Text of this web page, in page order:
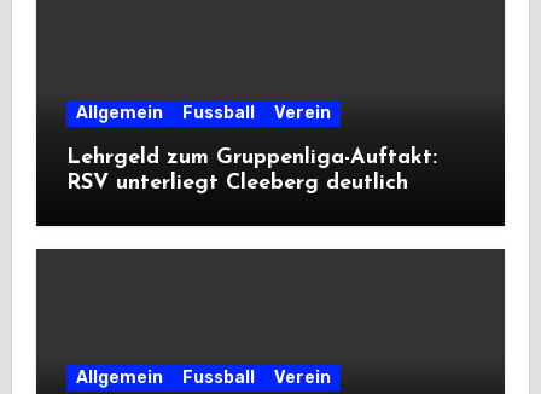
Allgemein Fussball Verein
Lehrgeld zum Gruppenliga-Auftakt:
RSV unterliegt Cleeberg deutlich
Allgemein Fussball Verein